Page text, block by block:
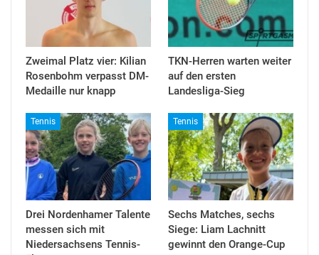
Zweimal Platz vier: Kilian
Rosenbohm verpasst DM-
Medaille nur knapp
TKN-Herren warten weiter
auf den ersten
Landesliga-Sieg
Tennis
Drei Nordenhamer Talente
messen sich mit
Niedersachsens Tennis-
Tennis
Sechs Matches, sechs
Siege: Liam Lachnitt
gewinnt den Orange-Cup